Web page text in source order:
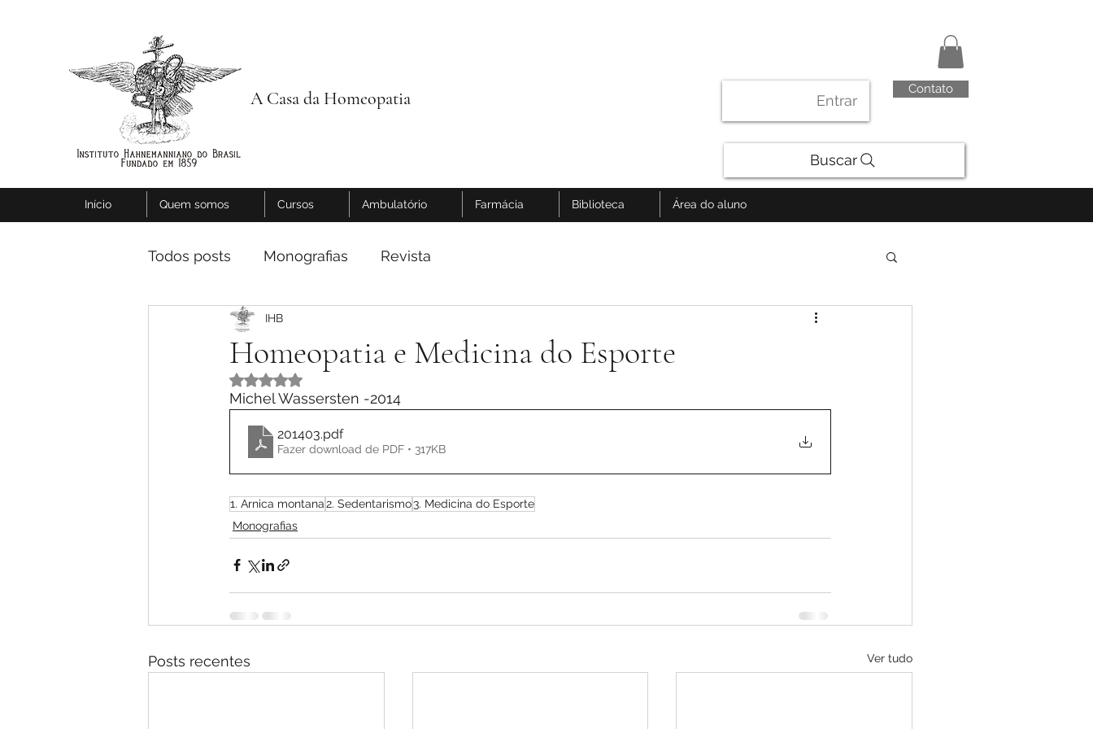
A Casa da Homeopatia Entrar
Contato
Buscar
Início Quem somos Cursos Ambulatório Farmácia Biblioteca Área do aluno
Todos posts Monografias Revista
Homeopatia e Medicina do Esporte
IHB
Avaliado com NaN de 5 estrelas.
Michel Wassersten -2014
201403.pdf
Fazer download de PDF • 317KB
1. Arnica montana2. Sedentarismo3. Medicina do Esporte
Monografias
Posts recentes Ver tudo